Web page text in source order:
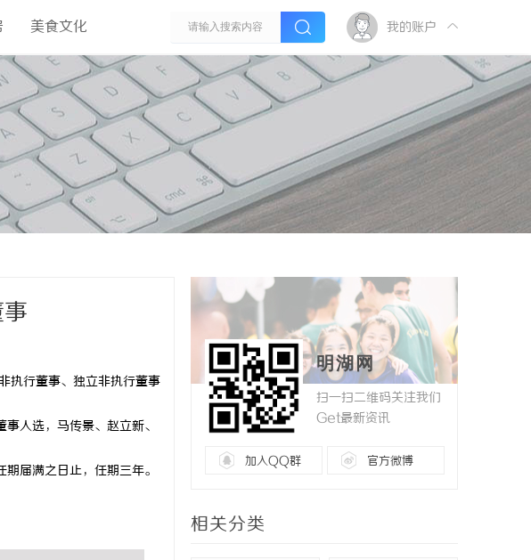
美食文化 我的账户
执行董事、独立非执行董事
人选，马传景、赵立新、
届满之日止，任期三年。
明湖网
扫一扫二维码关注我们
Get最新资讯
加入QQ群 官方微博
相关分类